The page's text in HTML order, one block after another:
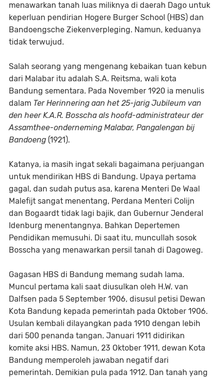
menawarkan tanah luas miliknya di daerah Dago untuk
keperluan pendirian Hogere Burger School (HBS) dan
Bandoengsche Ziekenverpleging. Namun, keduanya
tidak terwujud.
Salah seorang yang mengenang kebaikan tuan kebun
dari Malabar itu adalah S.A. Reitsma, wali kota
Bandung sementara. Pada November 1920 ia menulis
dalam Ter Herinnering aan het 25-jarig Jubileum van
den heer K.A.R. Bosscha als hoofd-administrateur der
Assamthee-onderneming Malabar, Pangalengan bij
Bandoeng (1921).
Katanya, ia masih ingat sekali bagaimana perjuangan
untuk mendirikan HBS di Bandung. Upaya pertama
gagal, dan sudah putus asa, karena Menteri De Waal
Malefijt sangat menentang, Perdana Menteri Colijn
dan Bogaardt tidak lagi bajik, dan Gubernur Jenderal
Idenburg menentangnya. Bahkan Depertemen
Pendidikan memusuhi. Di saat itu, muncullah sosok
Bosscha yang menawarkan persil tanah di Dagoweg.
Gagasan HBS di Bandung memang sudah lama.
Muncul pertama kali saat diusulkan oleh H.W. van
Dalfsen pada 5 September 1906, disusul petisi Dewan
Kota Bandung kepada pemerintah pada Oktober 1906.
Usulan kembali dilayangkan pada 1910 dengan lebih
dari 500 penanda tangan. Januari 1911 didirikan
komite aksi HBS. Namun, 23 Oktober 1911, dewan Kota
Bandung memperoleh jawaban negatif dari
pemerintah. Demikian pula pada 1912. Dan tanah yang